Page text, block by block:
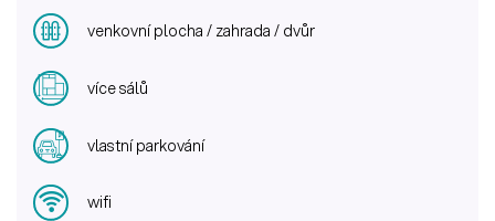
venkovní plocha / zahrada / dvůr
více sálů
vlastní parkování
wifi